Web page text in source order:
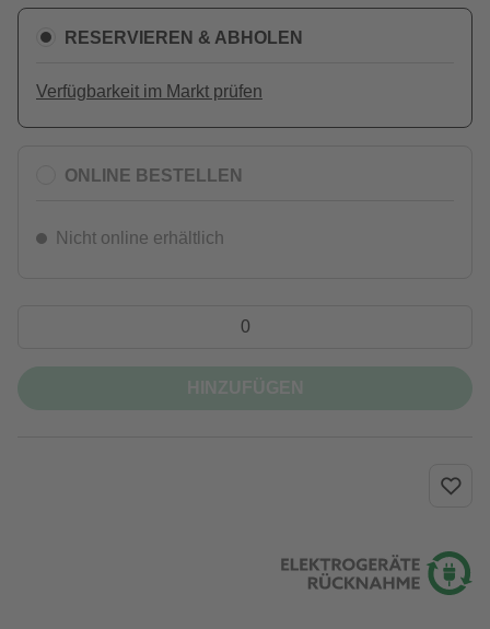
RESERVIEREN & ABHOLEN
Verfügbarkeit im Markt prüfen
ONLINE BESTELLEN
Nicht online erhältlich